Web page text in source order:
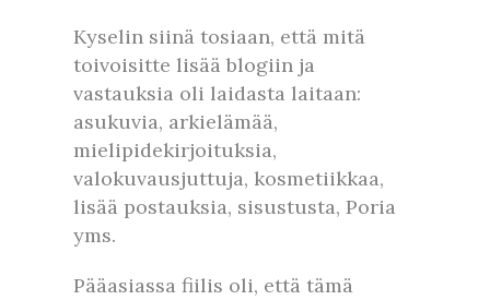
Kyselin siinä tosiaan, että mitä
toivoisitte lisää blogiin ja
vastauksia oli laidasta laitaan:
asukuvia, arkielämää,
mielipidekirjoituksia,
valokuvausjuttuja, kosmetiikkaa,
lisää postauksia, sisustusta, Poria
yms.
Pääasiassa fiilis oli, että tämä